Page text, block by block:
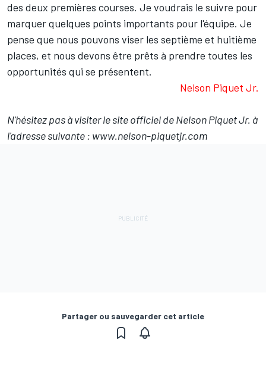
des deux premières courses. Je voudrais le suivre pour
marquer quelques points importants pour l'équipe. Je
pense que nous pouvons viser les septième et huitième
places, et nous devons être prêts à prendre toutes les
opportunités qui se présentent.
Nelson Piquet Jr.
N'hésitez pas à visiter le site officiel de Nelson Piquet Jr. à
l'adresse suivante : www.nelson-piquetjr.com
Partager ou sauvegarder cet article